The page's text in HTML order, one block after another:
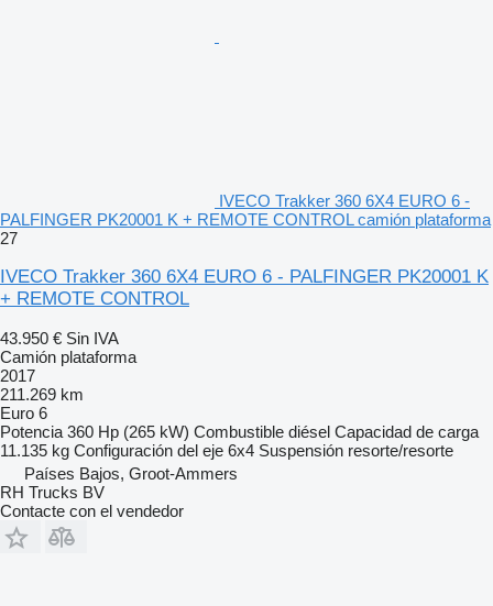
IVECO Trakker 360 6X4 EURO 6 -
PALFINGER PK20001 K + REMOTE CONTROL camión plataforma
27
IVECO Trakker 360 6X4 EURO 6 - PALFINGER PK20001 K
+ REMOTE CONTROL
43.950 € Sin IVA
Camión plataforma
2017
211.269 km
Euro 6
Potencia 360 Hp (265 kW) Combustible diésel Capacidad de carga
11.135 kg Configuración del eje 6x4 Suspensión resorte/resorte
Países Bajos, Groot-Ammers
RH Trucks BV
Contacte con el vendedor